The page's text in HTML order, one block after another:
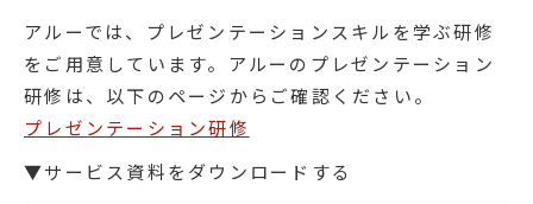
アルーでは、プレゼンテーションスキルを学ぶ研修
をご用意しています。アルーのプレゼンテーション
研修は、以下のページからご確認ください。
プレゼンテーション研修
▼サービス資料をダウンロードする